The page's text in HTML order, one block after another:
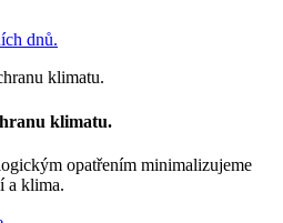
dnů.
klimatu.
opatřením minimalizujeme
a klima.